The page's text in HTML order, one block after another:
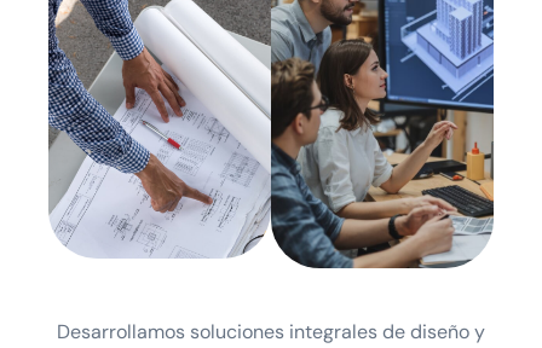
Desarrollamos soluciones integrales de diseño y